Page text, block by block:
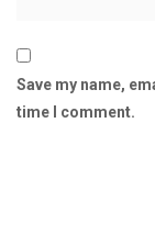
Save my name,
time I comment.